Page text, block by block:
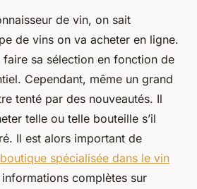
de vin, on sait
de vins on va acheter en ligne.
faire sa sélection en fonction de
Cependant, même un grand
tenté par des nouveautés. Il
telle ou telle bouteille s’il
Il est alors important de
spécialisée dans le vin
complètes sur